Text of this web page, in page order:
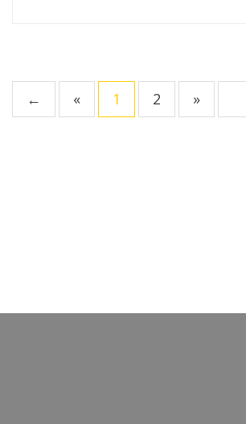
← « 1 2 »